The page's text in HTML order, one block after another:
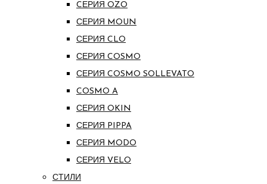
CЕРИЯ OZO
СЕРИЯ MOUN
СЕРИЯ CLO
СЕРИЯ COSMO
СЕРИЯ COSMO SOLLEVATO
COSMO A
СЕРИЯ OKIN
СЕРИЯ PIPPA
СЕРИЯ MODO
СЕРИЯ VELO
СТИЛИ